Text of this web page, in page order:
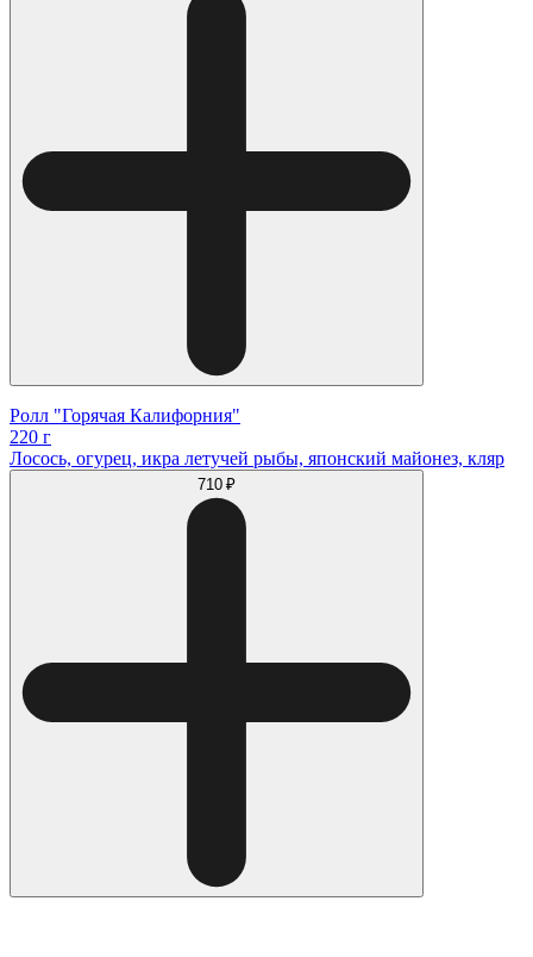
Ролл "Горячая Калифорния"
220 г
Лосось, огурец, икра летучей рыбы, японский майонез, кляр
710 ₽